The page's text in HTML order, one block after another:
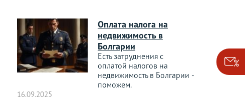
Оплата налога на
недвижимость в
Болгарии
Есть затруднения с
оплатой налогов на
недвижимость в Болгарии -
поможем.
16.09.2025